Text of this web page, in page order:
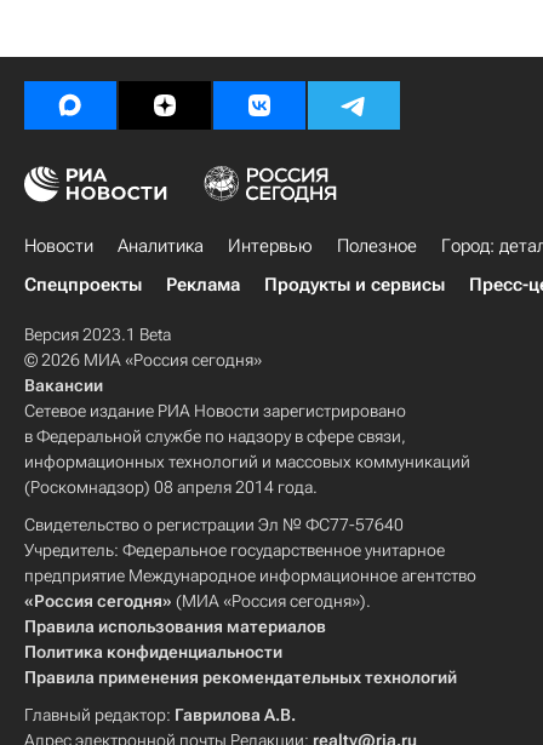
Новости Аналитика Интервью Полезное
Город:
Спецпроекты
Реклама Продукты и сервисы Пресс-
Версия 2023.1 Beta
© 2026 МИА «Россия сегодня»
Вакансии
Сетевое издание РИА Новости зарегистрировано
в Федеральной службе по надзору в сфере связи,
информационных технологий и массовых коммуникаций
(Роскомнадзор) 08 апреля 2014 года.
Свидетельство о регистрации Эл № ФС77-57640
Учредитель: Федеральное государственное унитарное
предприятие Международное информационное агентство
«Россия сегодня» (МИА «Россия сегодня»).
Правила использования материалов
Политика конфиденциальности
Правила применения рекомендательных технологий
Главный редактор: Гаврилова А.В.
Адрес электронной почты Редакции: realty@ria.ru